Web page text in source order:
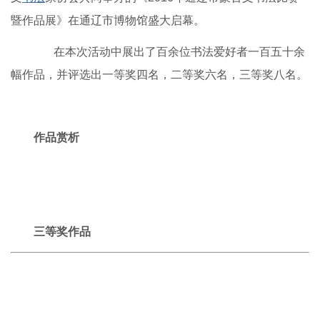
暨作品展》在通辽市博物馆盛大启幕。
在本次活动中展出了百余位书法爱好者一百五十余
幅作品，并评选出一等奖四名，二等奖六名，三等奖八名。
作品赏析
三等奖作品